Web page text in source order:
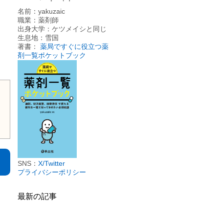
名前：yakuzaic
職業：薬剤師
出身大学：ケツメイシと同じ
生息地：雪国
著書： 薬局ですぐに役立つ薬
剤一覧ポケットブック
SNS： X/Twitter
プライバシーポリシー
最新の記事